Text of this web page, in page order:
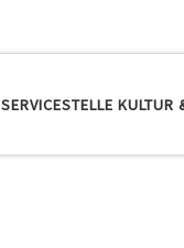
SERVICESTELLE KULTUR